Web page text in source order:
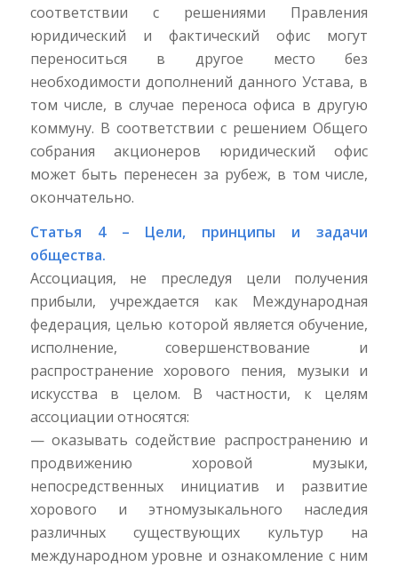
соответствии с решениями Правления
юридический и фактический офис могут
переноситься в другое место без
необходимости дополнений данного Устава, в
том числе, в случае переноса офиса в другую
коммуну. В соответствии с решением Общего
собрания акционеров юридический офис
может быть перенесен за рубеж, в том числе,
окончательно.
Статья 4 – Цели, принципы и задачи
общества.
Ассоциация, не преследуя цели получения
прибыли, учреждается как Международная
федерация, целью которой является обучение,
исполнение, совершенствование и
распространение хорового пения, музыки и
искусства в целом. В частности, к целям
ассоциации относятся:
— оказывать содействие распространению и
продвижению хоровой музыки,
непосредственных инициатив и развитие
хорового и этномузыкального наследия
различных существующих культур на
международном уровне и ознакомление с ним